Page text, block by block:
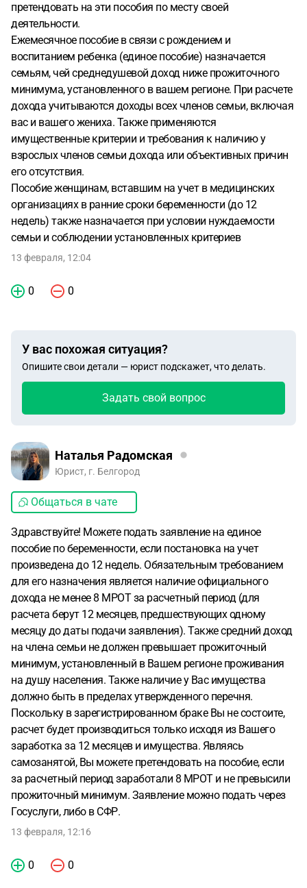
претендовать на эти пособия по месту своей
деятельности.
Ежемесячное пособие в связи с рождением и
воспитанием ребенка (единое пособие) назначается
семьям, чей среднедушевой доход ниже прожиточного
минимума, установленного в вашем регионе. При расчете
дохода учитываются доходы всех членов семьи, включая
вас и вашего жениха. Также применяются
имущественные критерии и требования к наличию у
взрослых членов семьи дохода или объективных причин
его отсутствия.
Пособие женщинам, вставшим на учет в медицинских
организациях в ранние сроки беременности (до 12
недель) также назначается при условии нуждаемости
семьи и соблюдении установленных критериев
13 февраля, 12:04
0 0
У вас похожая ситуация?
Опишите свои детали — юрист подскажет, что делать.
Задать свой вопрос
Наталья Радомская
Юрист, г. Белгород
Общаться в чате
Здравствуйте! Можете подать заявление на единое
пособие по беременности, если постановка на учет
произведена до 12 недель. Обязательным требованием
для его назначения является наличие официального
дохода не менее 8 МРОТ за расчетный период (для
расчета берут 12 месяцев, предшествующих одному
месяцу до даты подачи заявления). Также средний доход
на члена семьи не должен превышает прожиточный
минимум, установленный в Вашем регионе проживания
на душу населения. Также наличие у Вас имущества
должно быть в пределах утвержденного перечня.
Поскольку в зарегистрированном браке Вы не состоите,
расчет будет производиться только исходя из Вашего
заработка за 12 месяцев и имущества. Являясь
самозанятой, Вы можете претендовать на пособие, если
за расчетный период заработали 8 МРОТ и не превысили
прожиточный минимум. Заявление можно подать через
Госуслуги, либо в СФР.
13 февраля, 12:16
0 0